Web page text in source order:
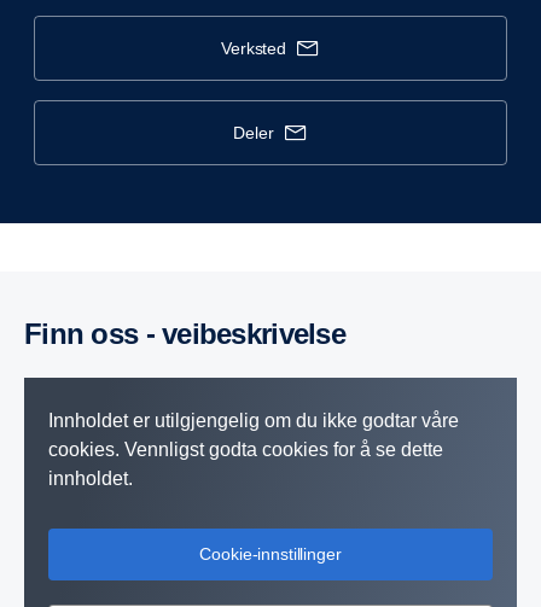
verksted
deler
Finn oss - veibeskrivelse
Innholdet er utilgjengelig om du ikke godtar våre
cookies. Vennligst godta cookies for å se dette
innholdet.
Cookie-innstillinger